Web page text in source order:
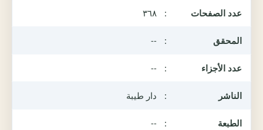
عدد الصفحات : ٣٦٨
المحقق :
--
عدد الأجزاء :
--
الناشر : دار طيبة
الطبعة :
--